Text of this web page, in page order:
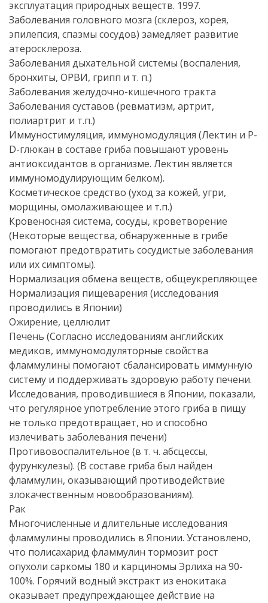
эксплуатация природных веществ. 1997.
Заболевания головного мозга (склероз, хорея,
эпилепсия, спазмы сосудов) замедляет развитие
атеросклероза.
Заболевания дыхательной системы (воспаления,
бронхиты, ОРВИ, грипп и т. п.)
Заболевания желудочно-кишечного тракта
Заболевания суставов (ревматизм, артрит,
полиартрит и т.п.)
Иммуностимуляция, иммуномодуляция (Лектин и P-
D-глюкан в составе гриба повышают уровень
антиоксидантов в организме. Лектин является
иммуномодулирующим белком).
Косметическое средство (уход за кожей, угри,
морщины, омолаживающее и т.п.)
Кровеносная система, сосуды, кроветворение
(Некоторые вещества, обнаруженные в грибе
помогают предотвратить сосудистые заболевания
или их симптомы).
Нормализация обмена веществ, общеукрепляющее
Нормализация пищеварения (исследования
проводились в Японии)
Ожирение, целлюлит
Печень (Согласно исследованиям английских
медиков, иммуномодуляторные свойства
фламмулины помогают сбалансировать иммунную
систему и поддерживать здоровую работу печени.
Исследования, проводившиеся в Японии, показали,
что регулярное употребление этого гриба в пищу
не только предотвращает, но и способно
излечивать заболевания печени)
Противовоспалительное (в т. ч. абсцессы,
фурункулезы). (В составе гриба был найден
фламмулин, оказывающий противодействие
злокачественным новообразованиям).
Рак
Многочисленные и длительные исследования
фламмулины проводились в Японии. Установлено,
что полисахарид фламмулин тормозит рост
опухоли саркомы 180 и карциномы Эрлиха на 90-
100%. Горячий водный экстракт из енокитака
оказывает предупреждающее действие на